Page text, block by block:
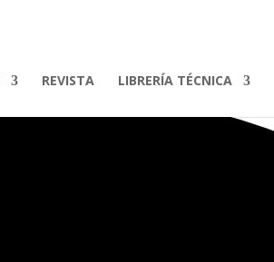
REVISTA LIBRERÍA TÉCNICA